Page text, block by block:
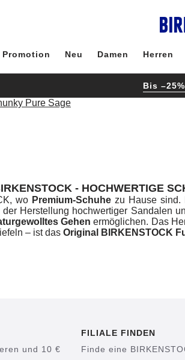
Neu Damen Herren
Bis
- HOCHWERTIGE
wo Premium-Schuhe zu Hause sind.
Herstellung hochwertiger Sandalen
Gehen ermöglichen. Das
– ist dasOriginal BIRKENSTOCK
und 10 €
FILIALE FINDEN
Finde eine